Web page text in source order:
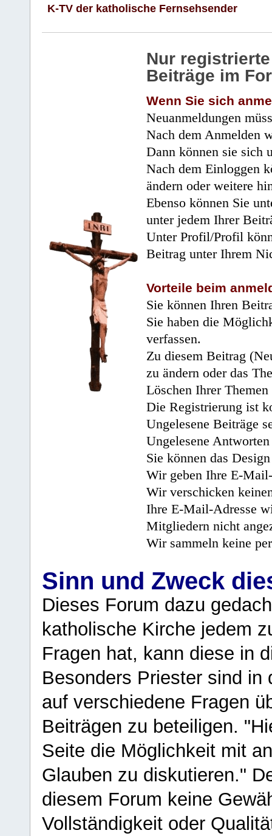
K-TV der katholische Fernsehsender
Nur
Beiträge im
Wenn Sie sich
Neuanmeldungen
Nach dem Anmelden
Dann können sie sich
Nach dem Einloggen
ändern oder weitere
Ebenso können Sie
unter jedem Ihrer
Unter Profil/Profil
Beitrag unter Ihrem
Vorteile beim
Sie können Ihren
Sie haben die
verfassen.
Zu diesem Beitrag
zu ändern oder das
Löschen Ihrer
Die Registrierung ist
Ungelesene Beiträge
Ungelesene
Sie können das
Wir geben Ihre E-
Wir verschicken
Ihre E-Mail-Adresse
Mitgliedern nicht
Wir sammeln keine
Sinn und Zweck
Dieses Forum dazu
katholische Kirche jedem
Fragen hat, kann diese in
Besonders Priester sind in
auf verschiedene Fragen
Beiträgen zu beteiligen.
Seite die Möglichkeit mit
Glauben zu diskutieren."
diesem Forum keine
Vollständigkeit oder